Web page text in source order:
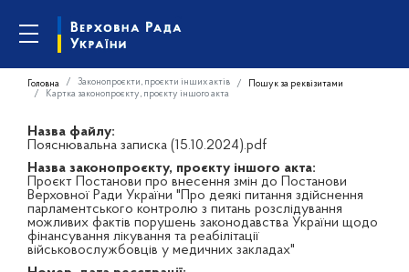
Головна Законопроєкти, проєкти інших актів
Пошук за реквізитами
Картка законопроєкту, проєкту іншого акта
Назва файлу:
Пояснювальна записка (15.10.2024).pdf
Назва законопроєкту, проєкту іншого акта:
Проєкт Постанови про внесення змін до Постанови
Верховної Ради України "Про деякі питання здійснення
парламентського контролю з питань розслідування
можливих фактів порушень законодавства України щодо
фінансування лікування та реабілітації
військовослужбовців у медичних закладах"